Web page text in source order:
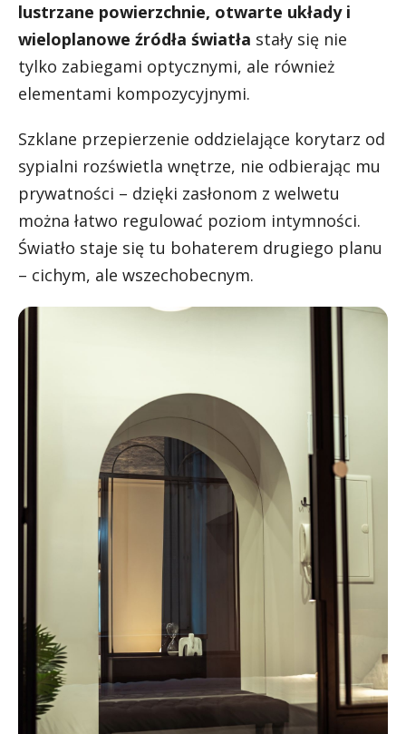
lustrzane powierzchnie, otwarte układy i
wieloplanowe źródła światła stały się nie
tylko zabiegami optycznymi, ale również
elementami kompozycyjnymi.
Szklane przepierzenie oddzielające korytarz od
sypialni rozświetla wnętrze, nie odbierając mu
prywatności – dzięki zasłonom z welwetu
można łatwo regulować poziom intymności.
Światło staje się tu bohaterem drugiego planu
– cichym, ale wszechobecnym.